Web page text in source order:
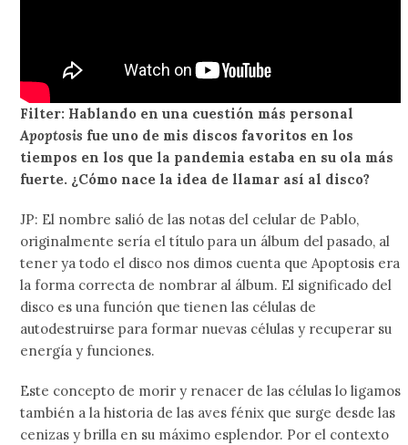
Filter: Hablando en una cuestión más personal
Apoptosis fue uno de mis discos favoritos en los
tiempos en los que la pandemia estaba en su ola más
fuerte. ¿Cómo nace la idea de llamar así al disco?
JP: El nombre salió de las notas del celular de Pablo,
originalmente sería el título para un álbum del pasado, al
tener ya todo el disco nos dimos cuenta que Apoptosis era
la forma correcta de nombrar al álbum. El significado del
disco es una función que tienen las células de
autodestruirse para formar nuevas células y recuperar su
energía y funciones.
Este concepto de morir y renacer de las células lo ligamos
también a la historia de las aves fénix que surge desde las
cenizas y brilla en su máximo esplendor. Por el contexto